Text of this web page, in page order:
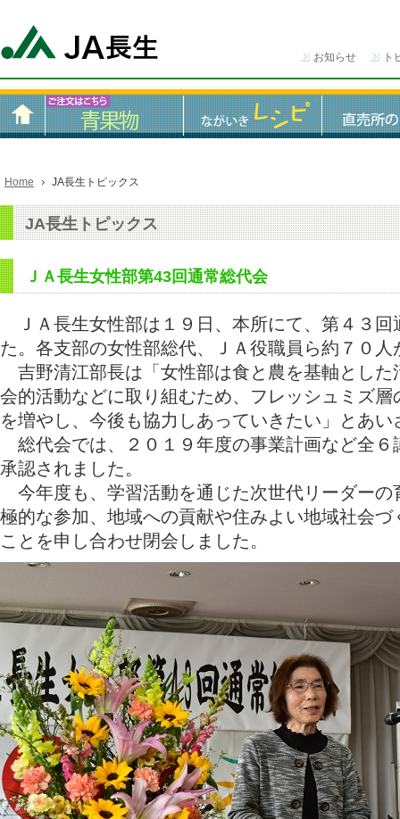
お知らせ ト
Home JA長生トピックス
JA長生トピックス
ＪＡ長生女性部第43回通常総代会
ＪＡ長生女性部は１９日、本所にて、第４３回
た。各支部の女性部総代、ＪＡ役職員ら約７０人
吉野清江部長は「女性部は食と農を基軸とした
会的活動などに取り組むため、フレッシュミズ
を増やし、今後も協力しあっていきたい」とあい
総代会では、２０１９年度の事業計画など全６
承認されました。
今年度も、学習活動を通じた次世代リーダーの
極的な参加、地域への貢献や住みよい地域社会
ことを申し合わせ閉会しました。